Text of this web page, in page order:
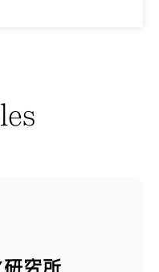
les